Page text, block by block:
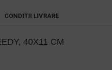
CONDITII LIVRARE
40X11 CM